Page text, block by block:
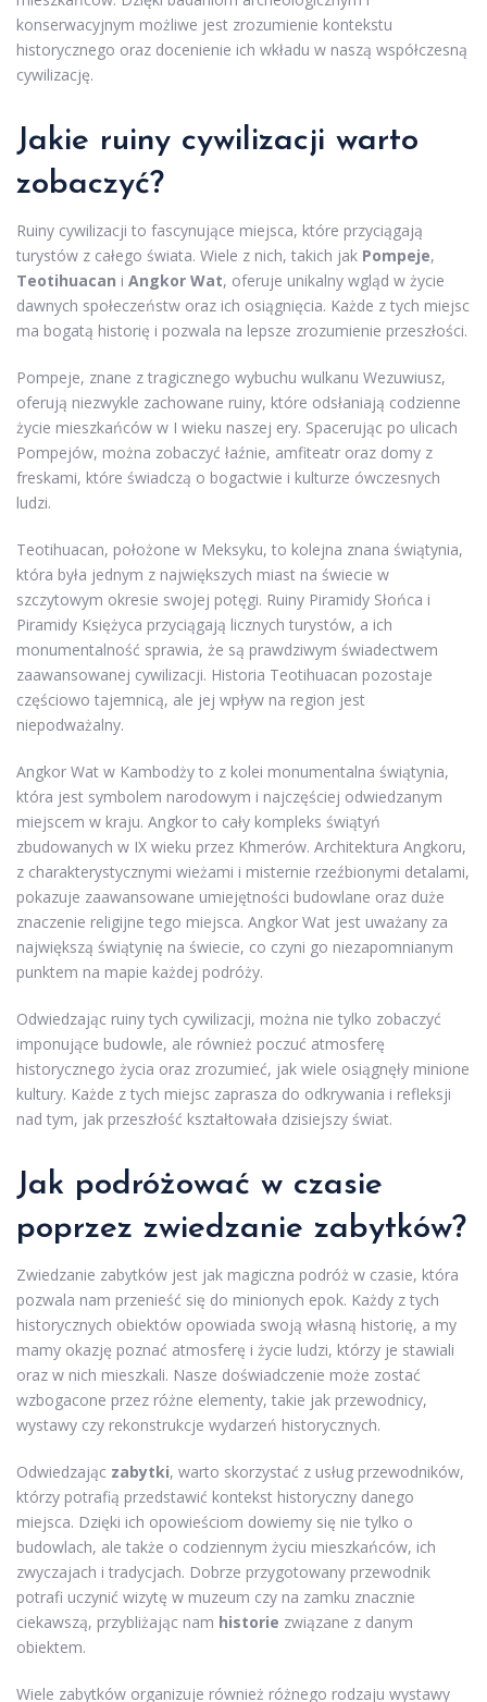
konserwacyjnym możliwe jest zrozumienie kontekstu
historycznego oraz docenienie ich wkładu w naszą współczesną
cywilizację.
Jakie ruiny cywilizacji warto
zobaczyć?
Ruiny cywilizacji to fascynujące miejsca, które przyciągają
turystów z całego świata. Wiele z nich, takich jak Pompeje,
Teotihuacan i Angkor Wat, oferuje unikalny wgląd w życie
dawnych społeczeństw oraz ich osiągnięcia. Każde z tych miejsc
ma bogatą historię i pozwala na lepsze zrozumienie przeszłości.
Pompeje, znane z tragicznego wybuchu wulkanu Wezuwiusz,
oferują niezwykle zachowane ruiny, które odsłaniają codzienne
życie mieszkańców w I wieku naszej ery. Spacerując po ulicach
Pompejów, można zobaczyć łaźnie, amfiteatr oraz domy z
freskami, które świadczą o bogactwie i kulturze ówczesnych
ludzi.
Teotihuacan, położone w Meksyku, to kolejna znana świątynia,
która była jednym z największych miast na świecie w
szczytowym okresie swojej potęgi. Ruiny Piramidy Słońca i
Piramidy Księżyca przyciągają licznych turystów, a ich
monumentalność sprawia, że są prawdziwym świadectwem
zaawansowanej cywilizacji. Historia Teotihuacan pozostaje
częściowo tajemnicą, ale jej wpływ na region jest
niepodważalny.
Angkor Wat w Kambodży to z kolei monumentalna świątynia,
która jest symbolem narodowym i najczęściej odwiedzanym
miejscem w kraju. Angkor to cały kompleks świątyń
zbudowanych w IX wieku przez Khmerów. Architektura Angkoru,
z charakterystycznymi wieżami i misternie rzeźbionymi detalami,
pokazuje zaawansowane umiejętności budowlane oraz duże
znaczenie religijne tego miejsca. Angkor Wat jest uważany za
największą świątynię na świecie, co czyni go niezapomnianym
punktem na mapie każdej podróży.
Odwiedzając ruiny tych cywilizacji, można nie tylko zobaczyć
imponujące budowle, ale również poczuć atmosferę
historycznego życia oraz zrozumieć, jak wiele osiągnęły minione
kultury. Każde z tych miejsc zaprasza do odkrywania i refleksji
nad tym, jak przeszłość kształtowała dzisiejszy świat.
Jak podróżować w czasie
poprzez zwiedzanie zabytków?
Zwiedzanie zabytków jest jak magiczna podróż w czasie, która
pozwala nam przenieść się do minionych epok. Każdy z tych
historycznych obiektów opowiada swoją własną historię, a my
mamy okazję poznać atmosferę i życie ludzi, którzy je stawiali
oraz w nich mieszkali. Nasze doświadczenie może zostać
wzbogacone przez różne elementy, takie jak przewodnicy,
wystawy czy rekonstrukcje wydarzeń historycznych.
Odwiedzając zabytki, warto skorzystać z usług przewodników,
którzy potrafią przedstawić kontekst historyczny danego
miejsca. Dzięki ich opowieściom dowiemy się nie tylko o
budowlach, ale także o codziennym życiu mieszkańców, ich
zwyczajach i tradycjach. Dobrze przygotowany przewodnik
potrafi uczynić wizytę w muzeum czy na zamku znacznie
ciekawszą, przybliżając nam historie związane z danym
obiektem.
Wiele zabytków organizuje również różnego rodzaju wystawy